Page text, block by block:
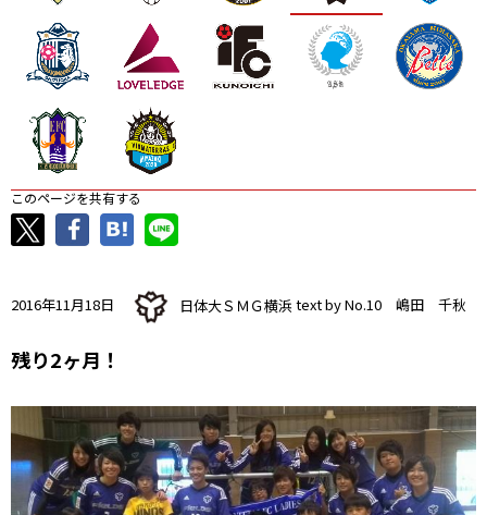
このページを共有する
2016年11月18日 日体大ＳＭＧ横浜 text by No.10 嶋田 千秋
残り2ヶ月！